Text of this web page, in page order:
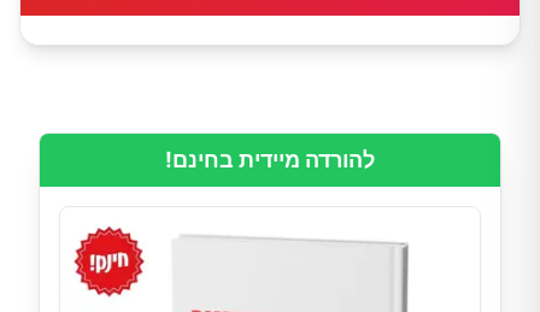
להורדה מיידית בחינם!